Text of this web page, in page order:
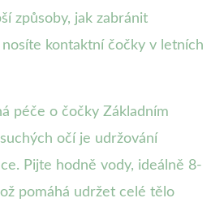
způsoby, jak zabránit
kontaktní čočky v letních
péče o čočky Základním
očí je udržování
Pijte hodně vody, ideálně 8-
pomáhá udržet celé tělo